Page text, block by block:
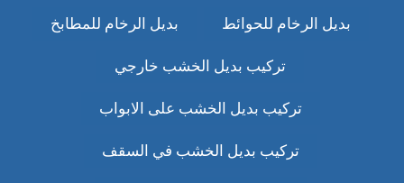
بديل الرخام للحوائط بديل الرخام للمطابخ
تركيب بديل الخشب خارجي
تركيب بديل الخشب على الابواب
تركيب بديل الخشب في السقف